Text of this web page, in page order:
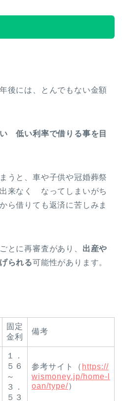
後には、とんでもない金額
低い利率で借りる事を目
うと、車や子供や冠婚葬祭
来なく なってしまいがち
ら借りても返済に苦しみま
とに再審査があり、 出産や
られる可能性があります。
固定
金利
備考
１．
５６
～
３．
５３
参考サイト（ https://
wismoney.jp/home-l
oan/type/）